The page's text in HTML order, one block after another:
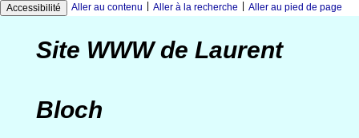
Accessibilité Aller au contenu Aller à la recherche Aller au pied de page
Site WWW de Laurent
Bloch